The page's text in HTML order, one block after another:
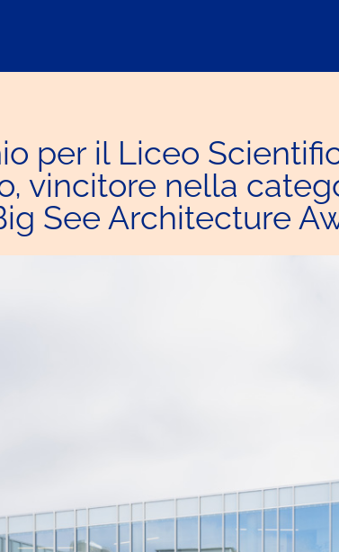
per il Liceo
vincitore nella
See Architecture